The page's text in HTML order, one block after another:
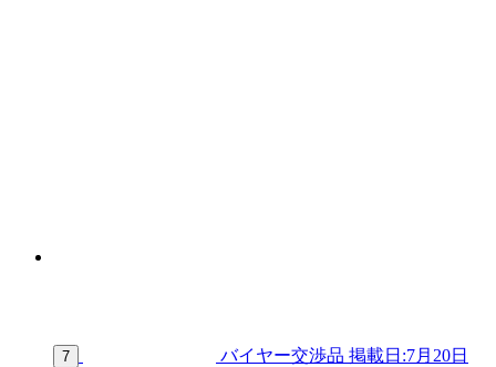
7 バイヤー交渉品 掲載日:7月20日